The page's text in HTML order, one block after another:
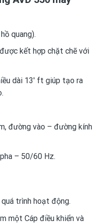
quang).
kết hợp chặt chẽ với
dài 13′ ft giúp tạo ra
đường vào – đường kính
– 50/60 Hz.
trình hoạt động.
một Cáp điều khiển và